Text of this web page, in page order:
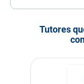
Tutores